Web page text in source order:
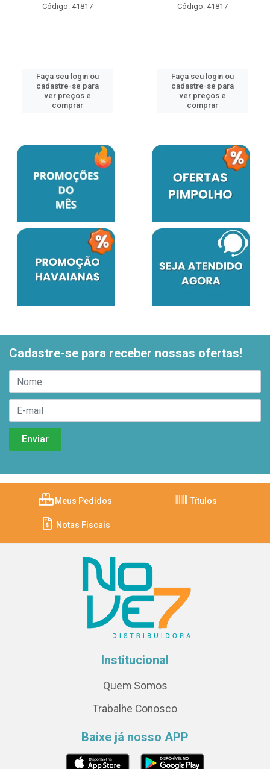
Código: 41817
Faça seu login ou
cadastre-se para
ver preços e
comprar
Código: 41817
Faça seu login ou
cadastre-se para
ver preços e
comprar
Cadastre-se para receber nossas ofertas!
Meus Pedidos Títulos
Notas Fiscais
Institucional
Quem Somos
Trabalhe Conosco
Baixe já nosso APP